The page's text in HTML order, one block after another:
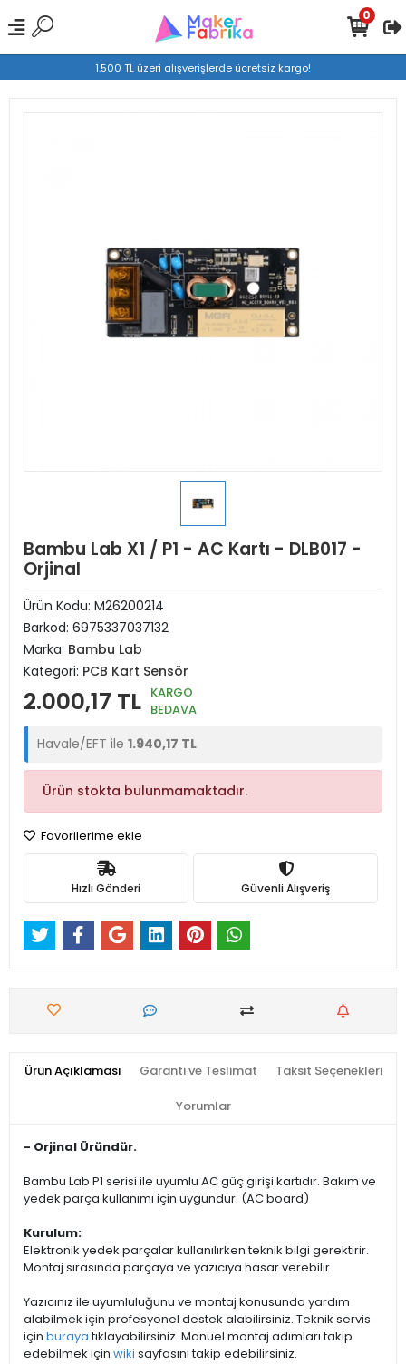
1.500 TL üzeri alışverişlerde ücretsiz kargo!
0
Bambu Lab X1 / P1 - AC Kartı - DLB017 -
Orjinal
Ürün Kodu: M26200214
Barkod: 6975337037132
Marka: Bambu Lab
Kategori: PCB Kart Sensör
2.000,17 TL KARGO
BEDAVA
Havale/EFT ile 1.940,17 TL
Ürün stokta bulunmamaktadır.
Favorilerime ekle
Hızlı Gönderi Güvenli Alışveriş
Ürün Açıklaması Garanti ve Teslimat Taksit Seçenekleri
Yorumlar
- Orjinal Üründür.
Bambu Lab P1 serisi ile uyumlu AC güç girişi kartıdır. Bakım ve
yedek parça kullanımı için uygundur. (AC board)
Kurulum:
Elektronik yedek parçalar kullanılırken teknik bilgi gerektirir.
Montaj sırasında parçaya ve yazıcıya hasar verebilir.
Yazıcınız ile uyumluluğunu ve montaj konusunda yardım
alabilmek için profesyonel destek alabilirsiniz. Teknik servis
için burayatıklayabilirsiniz. Manuel montaj adımları takip
edebilmek için wiki sayfasını takip edebilirsiniz.